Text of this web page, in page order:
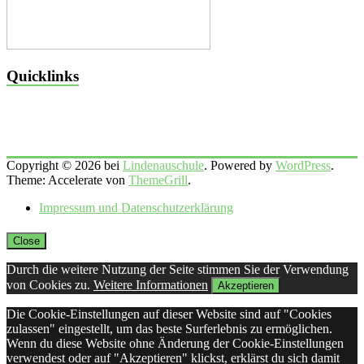
Quicklinks
Copyright © 2026 bei Lindenauschule. Powered by WordPress.
Theme: Accelerate von ThemeGrill.
Impressum und Datenschutzerklärung
Close
Durch die weitere Nutzung der Seite stimmen Sie der Verwendung
von Cookies zu. Weitere Informationen Akzeptieren
Die Cookie-Einstellungen auf dieser Website sind auf "Cookies
zulassen" eingestellt, um das beste Surferlebnis zu ermöglichen.
Wenn du diese Website ohne Änderung der Cookie-Einstellungen
verwendest oder auf "Akzeptieren" klickst, erklärst du sich damit